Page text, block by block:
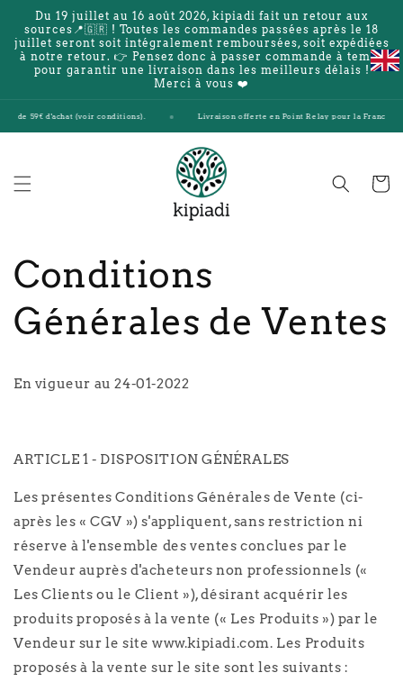
passer
au
contenu
Du 19 juillet au 16 août 2026, kipiadi fait un retour aux
sources📍🇬🇷 ! Toutes les commandes passées après le 18
juillet seront soit intégralement remboursées, soit expédiées
à notre retour. 👉 Pensez donc à passer commande à temps
pour garantir une livraison dans les meilleurs délais !
Merci à vous ❤️
(voir conditions). Livraison offerte en Point Relay pour la France et la Belgique à
Panier
Conditions
Générales de Ventes
En vigueur au 24-01-2022
ARTICLE 1 - DISPOSITION GÉNÉRALES
Les présentes Conditions Générales de Vente (ci-
après les « CGV ») s'appliquent, sans restriction ni
réserve à l'ensemble des ventes conclues par le
Vendeur auprès d'acheteurs non professionnels («
Les Clients ou le Client »), désirant acquérir les
produits proposés à la vente (« Les Produits ») par le
Vendeur sur le site www.kipiadi.com. Les Produits
proposés à la vente sur le site sont les suivants :